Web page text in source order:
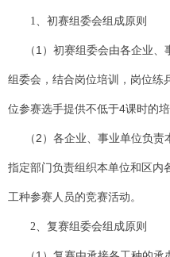
1、初赛组委会组成原则
（1）初赛组委会由各企业
组委会，结合岗位培训，岗位练
位参赛选手提供不低于4课时的
（2）各企业、事业单位负责
指定部门负责组织本单位和区内
工种参赛人员的竞赛活动。
2、复赛组委会组成原则